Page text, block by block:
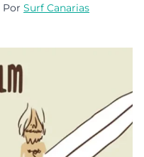
Por Surf Canarias